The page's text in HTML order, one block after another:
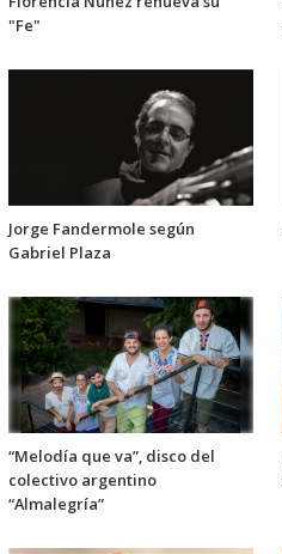
"Fe"
Jorge Fandermole según
Gabriel Plaza
“Melodía que va”, disco del
colectivo argentino
“Almalegría”